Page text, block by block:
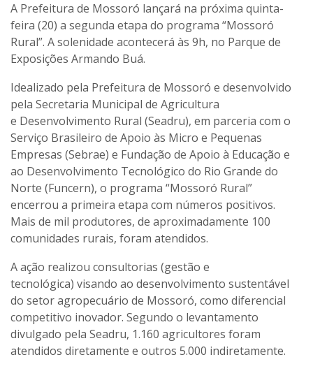
A Prefeitura de Mossoró lançará na próxima quinta-
feira (20) a segunda etapa do programa “Mossoró
Rural”. A solenidade acontecerá às 9h, no Parque de
Exposições Armando Buá.
Idealizado pela Prefeitura de Mossoró e desenvolvido
pela Secretaria Municipal de Agricultura
e Desenvolvimento Rural (Seadru), em parceria com o
Serviço Brasileiro de Apoio às Micro e Pequenas
Empresas (Sebrae) e Fundação de Apoio à Educação e
ao Desenvolvimento Tecnológico do Rio Grande do
Norte (Funcern), o programa “Mossoró Rural”
encerrou a primeira etapa com números positivos.
Mais de mil produtores, de aproximadamente 100
comunidades rurais, foram atendidos.
A ação realizou consultorias (gestão e
tecnológica) visando ao desenvolvimento sustentável
do setor agropecuário de Mossoró, como diferencial
competitivo inovador. Segundo o levantamento
divulgado pela Seadru, 1.160 agricultores foram
atendidos diretamente e outros 5.000 indiretamente.